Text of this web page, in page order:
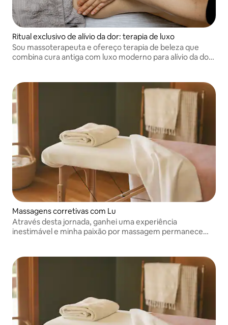
Ritual exclusivo de alívio da dor: terapia de luxo
Sou massoterapeuta e ofereço terapia de beleza que
combina cura antiga com luxo moderno para alívio da dor
Massagens corretivas com Lu
Através desta jornada, ganhei uma experiência
inestimável e minha paixão por massagem permanece